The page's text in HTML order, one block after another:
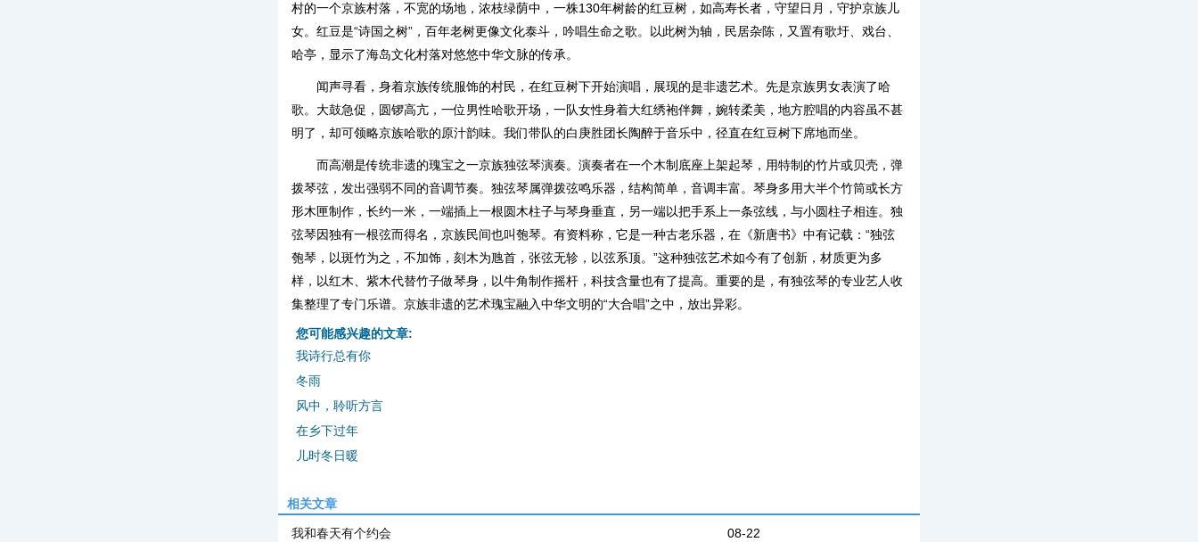
村的一个京族村落，不宽的场地，浓枝绿荫中，一株130年树龄的红豆树，如高寿长者，守望日月，守护京族儿
女。红豆是“诗国之树”，百年老树更像文化泰斗，吟唱生命之歌。以此树为轴，民居杂陈，又置有歌圩、戏台、
哈亭，显示了海岛文化村落对悠悠中华文脉的传承。
闻声寻看，身着京族传统服饰的村民，在红豆树下开始演唱，展现的是非遗艺术。先是京族男女表演了哈
歌。大鼓急促，圆锣高亢，一位男性哈歌开场，一队女性身着大红绣袍伴舞，婉转柔美，地方腔唱的内容虽不甚
明了，却可领略京族哈歌的原汁韵味。我们带队的白庚胜团长陶醉于音乐中，径直在红豆树下席地而坐。
而高潮是传统非遗的瑰宝之一京族独弦琴演奏。演奏者在一个木制底座上架起琴，用特制的竹片或贝壳，弹
拨琴弦，发出强弱不同的音调节奏。独弦琴属弹拨弦鸣乐器，结构简单，音调丰富。琴身多用大半个竹筒或长方
形木匣制作，长约一米，一端插上一根圆木柱子与琴身垂直，另一端以把手系上一条弦线，与小圆柱子相连。独
弦琴因独有一根弦而得名，京族民间也叫匏琴。有资料称，它是一种古老乐器，在《新唐书》中有记载：“独弦
匏琴，以斑竹为之，不加饰，刻木为虺首，张弦无轸，以弦系顶。”这种独弦艺术如今有了创新，材质更为多
样，以红木、紫木代替竹子做琴身，以牛角制作摇杆，科技含量也有了提高。重要的是，有独弦琴的专业艺人收
集整理了专门乐谱。京族非遗的艺术瑰宝融入中华文明的“大合唱”之中，放出异彩。
您可能感兴趣的文章:
我诗行总有你
冬雨
风中，聆听方言
在乡下过年
儿时冬日暖
相关文章
08-22
我和春天有个约会